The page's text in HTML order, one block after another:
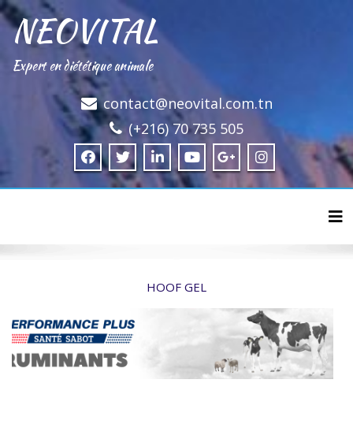
NEOVITAL
Expert en diététique animale
contact@neovital.com.tn
(+216) 70 735 505
HOOF GEL